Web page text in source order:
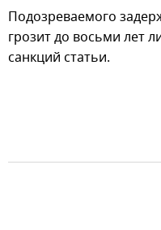
Подозреваемого
грозит до восьми лет
санкций статьи.